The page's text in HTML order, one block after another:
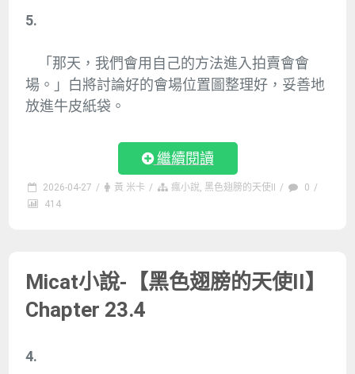
5.
「那天，我們會用自己的方法進入拍賣會會
場。」白將討論好的會場位置圖整理好，妥善地
放進牛皮紙袋。
繼續閱讀
2026-04-27 / 黃 米卡 / 瘋小說 黑色翅膀的天使II / 0 /
414
Micat小說-【黑色翅膀的天使II】
Chapter 23.4
4.